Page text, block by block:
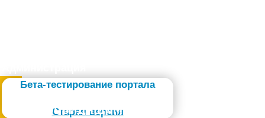
Бета-тестирование портала
Старая версия
Слабовидящим